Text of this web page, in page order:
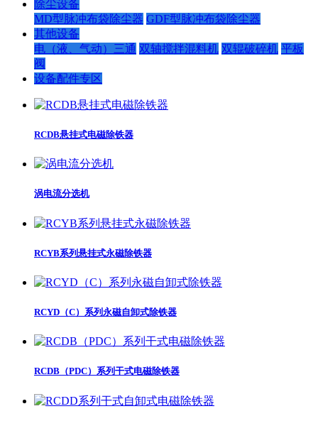
除尘设备
MD型脉冲布袋除尘器 GDF型脉冲布袋除尘器
其他设备
电（液、气动）三通 双轴搅拌混料机 双辊破碎机 平板
阀
设备配件专区
RCDB悬挂式电磁除铁器
涡电流分选机
RCYB系列悬挂式永磁除铁器
RCYD（C）系列永磁自卸式除铁器
RCDB（PDC）系列干式电磁除铁器